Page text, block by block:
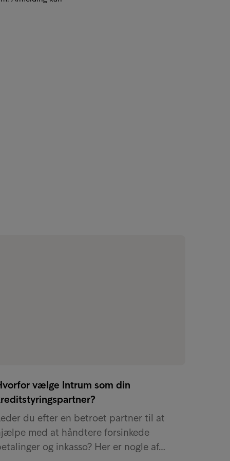
vælge Intrum som din
du efter en betroet partner til at
med at håndtere forsinkede
og inkasso? Her er nogle af…